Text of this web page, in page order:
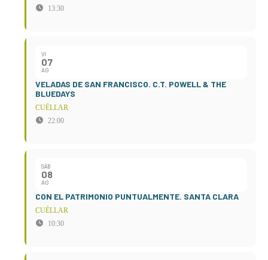
13:30
VI
07
AG
VELADAS DE SAN FRANCISCO. C.T. POWELL & THE
BLUEDAYS
CUÉLLAR
22:00
SÁB
08
AG
CON EL PATRIMONIO PUNTUALMENTE. SANTA CLARA
CUÉLLAR
10:30